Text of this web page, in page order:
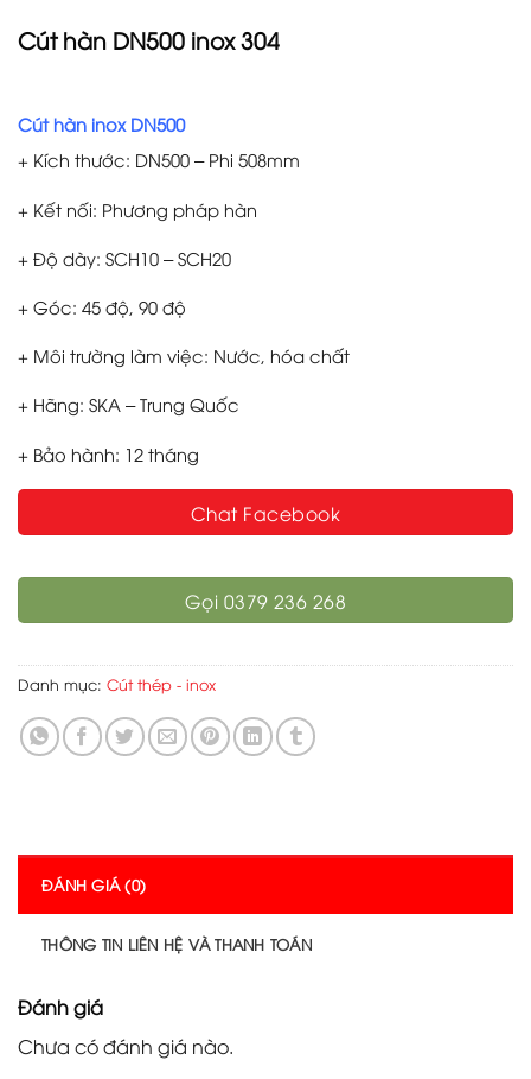
Cút hàn DN500 inox 304
Cút hàn inox DN500
+ Kích thước: DN500 – Phi 508mm
+ Kết nối: Phương pháp hàn
+ Độ dày: SCH10 – SCH20
+ Góc: 45 độ, 90 độ
+ Môi trường làm việc: Nước, hóa chất
+ Hãng: SKA – Trung Quốc
+ Bảo hành: 12 tháng
Chat Facebook
Gọi 0379 236 268
Danh mục: Cút thép - inox
ĐÁNH GIÁ (0)
THÔNG TIN LIÊN HỆ VÀ THANH TOÁN
Đánh giá
Chưa có đánh giá nào.